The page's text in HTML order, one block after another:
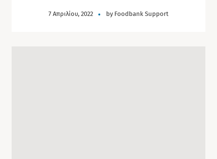
7 Απριλίου, 2022 by Foodbank Support